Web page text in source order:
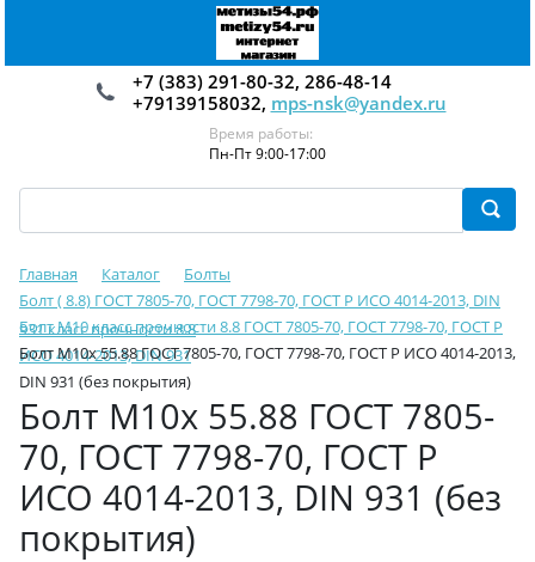
+7 (383) 291-80-32, 286-48-14
+79139158032, mps-nsk@yandex.ru
Время работы:
Пн-Пт 9:00-17:00
Главная Каталог
Болты
Болт ( 8.8) ГОСТ 7805-70, ГОСТ 7798-70, ГОСТ Р ИСО 4014-2013, DIN
931 класс прочности 8.8
Болт М10 класс прочности 8.8 ГОСТ 7805-70, ГОСТ 7798-70, ГОСТ Р
ИСО 4014-2013, DIN 931
Болт М10х 55.88 ГОСТ 7805-70, ГОСТ 7798-70, ГОСТ Р ИСО 4014-2013,
DIN 931 (без покрытия)
Болт М10х 55.88 ГОСТ 7805-
70, ГОСТ 7798-70, ГОСТ Р
ИСО 4014-2013, DIN 931 (без
покрытия)